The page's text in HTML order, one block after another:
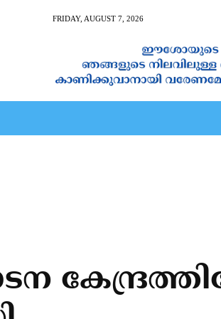
FRIDAY, AUGUST 7, 2026